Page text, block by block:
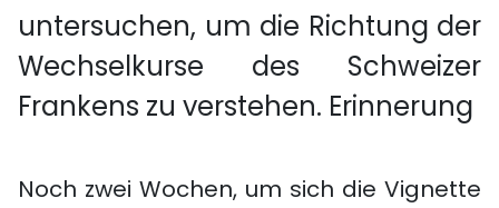
untersuchen, um die Richtung der
Wechselkurse des Schweizer
Frankens zu verstehen. Erinnerung
Noch zwei Wochen, um sich die Vignette